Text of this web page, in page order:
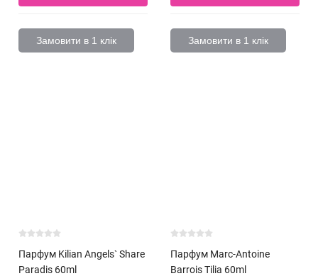
Замовити в 1 клік Замовити в 1 клік
Парфум Kilian Angels` Share
Paradis 60ml
Парфум Marc-Antoine
Barrois Tilia 60ml